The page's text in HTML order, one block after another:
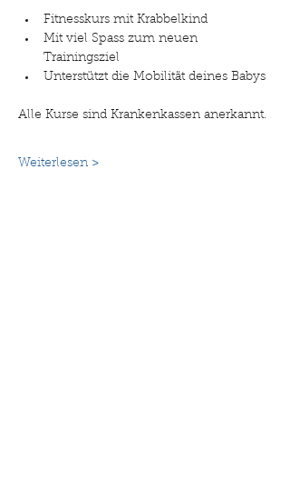
Fitnesskurs mit Krabbelkind
Mit viel Spass zum neuen
Trainingsziel
Unterstützt die Mobilität deines Babys
Alle Kurse sind Krankenkassen anerkannt.
Weiterlesen >